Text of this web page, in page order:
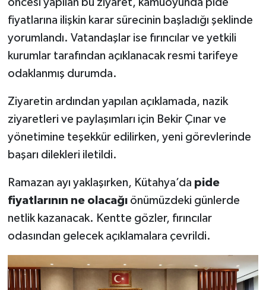
fiyatlarına ilişkin karar sürecinin başladığı şeklinde
yorumlandı. Vatandaşlar ise fırıncılar ve yetkili
kurumlar tarafından açıklanacak resmi tarifeye
odaklanmış durumda.
Ziyaretin ardından yapılan açıklamada, nazik
ziyaretleri ve paylaşımları için Bekir Çınar ve
yönetimine teşekkür edilirken, yeni görevlerinde
başarı dilekleri iletildi.
Ramazan ayı yaklaşırken, Kütahya’da pide
fiyatlarının ne olacağıönümüzdeki günlerde
netlik kazanacak. Kentte gözler, fırıncılar
odasından gelecek açıklamalara çevrildi.